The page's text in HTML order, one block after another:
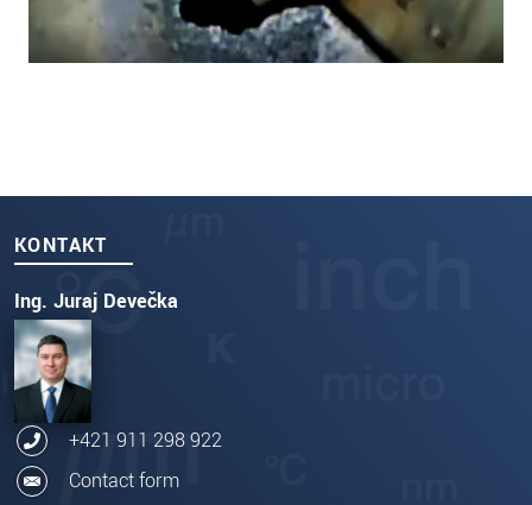
KONTAKT
Ing. Juraj Devečka
+421 911 298 922
Contact form